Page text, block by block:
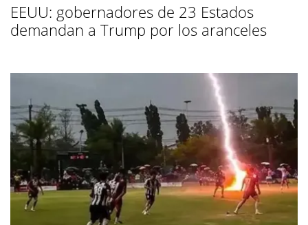
EEUU: gobernadores de 23 Estados
demandan a Trump por los aranceles